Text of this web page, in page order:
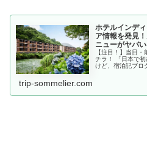
ホテルインデ
ア情報を発見
ニューがヤバい
【注目！】当日
チラ！ 「日本で
けど、宿泊記ブロ
trip-sommelier.com